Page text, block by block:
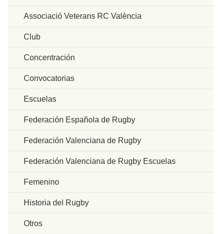
Associació Veterans RC València
Club
Concentración
Convocatorias
Escuelas
Federación Española de Rugby
Federación Valenciana de Rugby
Federación Valenciana de Rugby Escuelas
Femenino
Historia del Rugby
Otros